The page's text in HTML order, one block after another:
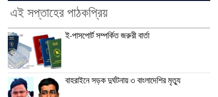
এই সপ্তাহের পাঠকপ্রিয়
ই-পাসপোর্ট সম্পর্কিত জরুরী বার্তা
বাহরাইনে সড়ক দুর্ঘটনায় ৩ বাংলাদেশির মৃত্যু